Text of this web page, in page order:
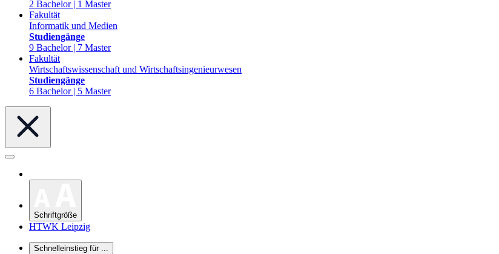
2 Bachelor | 1 Master
Fakultät
Informatik und Medien
Studiengänge
9 Bachelor | 7 Master
Fakultät
Wirtschaftswissenschaft und Wirtschaftsingenieurwesen
Studiengänge
6 Bachelor | 5 Master
Schriftgröße
HTWK Leipzig
Schnelleinstieg für ...